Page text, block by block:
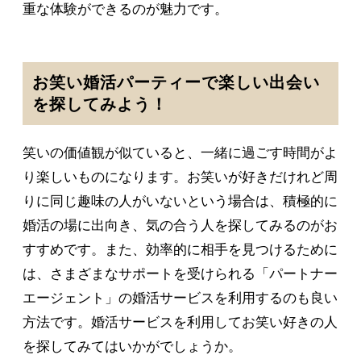
重な体験ができるのが魅力です。
お笑い婚活パーティーで楽しい出会い
を探してみよう！
笑いの価値観が似ていると、一緒に過ごす時間がよ
り楽しいものになります。お笑いが好きだけれど周
りに同じ趣味の人がいないという場合は、積極的に
婚活の場に出向き、気の合う人を探してみるのがお
すすめです。また、効率的に相手を見つけるために
は、さまざまなサポートを受けられる「パートナー
エージェント」の婚活サービスを利用するのも良い
方法です。婚活サービスを利用してお笑い好きの人
を探してみてはいかがでしょうか。